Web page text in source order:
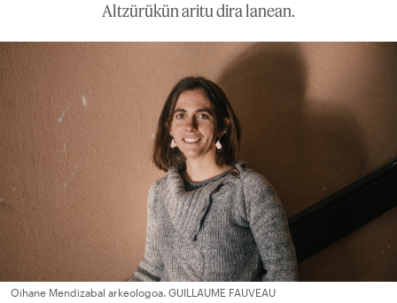
Altzürükün aritu dira lanean.
Oihane Mendizabal arkeologoa. GUILLAUME FAUVEAU